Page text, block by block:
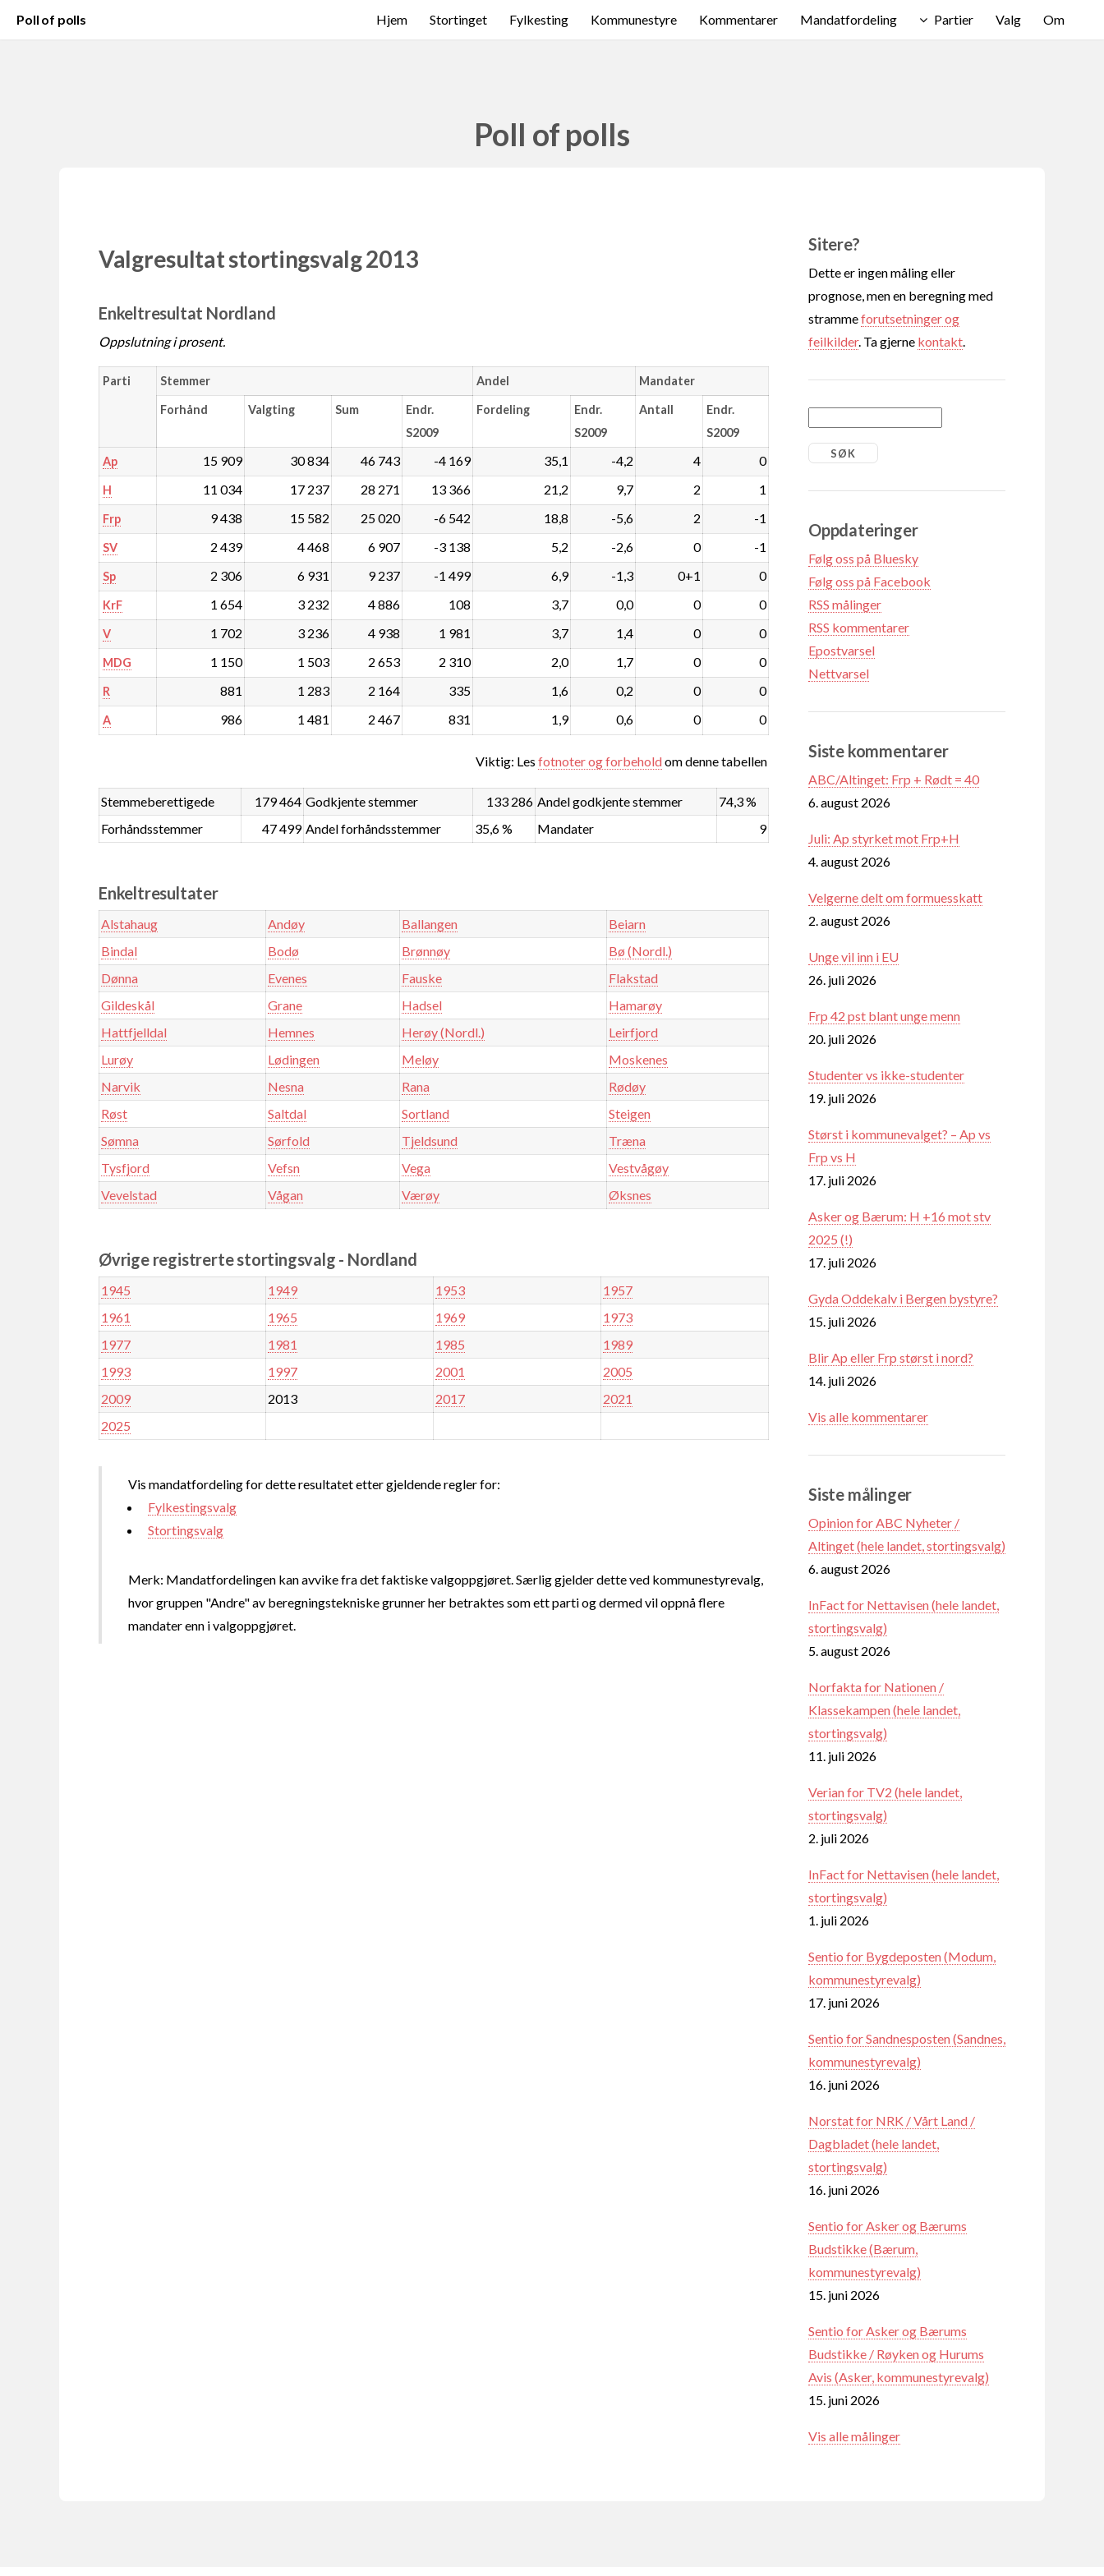
Poll of polls Hjem Stortinget Fylkesting Kommunestyre Kommentarer Mandatfordeling Partier Valg Om
Poll of polls
Valgresultat stortingsvalg 2013
Enkeltresultat Nordland
Oppslutning i prosent.
Parti Stemmer Andel Mandater
Forhånd Valgting Sum
Endr.
S2009
Fordeling
Endr.
S2009
Antall
Endr.
S2009
Ap 15 909 30 834 46 743 -4 169 35,1 -4,2 4 0
H 11 034 17 237 28 271 13 366 21,2 9,7 2 1
Frp 9 438 15 582 25 020 -6 542 18,8 -5,6 2 -1
SV 2 439 4 468 6 907 -3 138 5,2 -2,6 0 -1
Sp 2 306 6 931 9 237 -1 499 6,9 -1,3 0+1 0
KrF 1 654 3 232 4 886 108 3,7 0,0 0 0
V 1 702 3 236 4 938 1 981 3,7 1,4 0 0
MDG 1 150 1 503 2 653 2 310 2,0 1,7 0 0
R 881 1 283 2 164 335 1,6 0,2 0 0
A 986 1 481 2 467 831 1,9 0,6 0 0
Viktig: Les fotnoter og forbeholdom denne tabellen
Stemmeberettigede 179 464 Godkjente stemmer 133 286 Andel godkjente stemmer
74,3 %
Forhåndsstemmer
47 499 Andel forhåndsstemmer 35,6 % Mandater 9
Enkeltresultater
Alstahaug Andøy Ballangen
Beiarn
Bindal
Bodø Brønnøy
Bø (Nordl.)
Dønna
Evenes Fauske
Flakstad
Gildeskål
Grane Hadsel
Hamarøy
Hattfjelldal
Hemnes Herøy (Nordl.)
Leirfjord
Lurøy
Lødingen Meløy
Moskenes
Narvik
Nesna Rana
Rødøy
Røst
Saltdal Sortland
Steigen
Sømna
Sørfold Tjeldsund
Træna
Tysfjord
Vefsn Vega
Vestvågøy
Vevelstad
Vågan Værøy Øksnes
Øvrige registrerte stortingsvalg - Nordland
1945 1949 1953
1957
1961
1965 1969
1973
1977
1981 1985
1989
1993
1997 2001
2005
2009
2013 2017
2021
2025
Vis mandatfordeling for dette resultatet etter gjeldende regler for:
Fylkestingsvalg
Stortingsvalg
Merk: Mandatfordelingen kan avvike fra det faktiske valgoppgjøret. Særlig gjelder dette ved kommunestyrevalg,
hvor gruppen "Andre" av beregningstekniske grunner her betraktes som ett parti og dermed vil oppnå flere
mandater enn i valgoppgjøret.
Sitere?
Dette er ingen måling eller
prognose, men en beregning med
strammeforutsetninger og
feilkilder. Ta gjerne kontakt
Oppdateringer
Følg oss på Bluesky
Følg oss på Facebook
RSS målinger
RSS kommentarer
Epostvarsel
Nettvarsel
Siste kommentarer
ABC/Altinget: Frp + Rødt = 40
6. august 2026
Juli: Ap styrket mot Frp+H
4. august 2026
Velgerne delt om formuesskatt
2. august 2026
Unge vil inn i EU
26. juli 2026
Frp 42 pst blant unge menn
20. juli 2026
Studenter vs ikke-studenter
19. juli 2026
Størst i kommunevalget? – Ap vs
Frp vs H
17. juli 2026
Asker og Bærum: H +16 mot stv
2025 (!)
17. juli 2026
Gyda Oddekalv i Bergen bystyre?
15. juli 2026
Blir Ap eller Frp størst i nord?
14. juli 2026
Vis alle kommentarer
Siste målinger
Opinion for ABC Nyheter /
Altinget (hele landet, stortingsvalg)
6. august 2026
InFact for Nettavisen (hele landet,
stortingsvalg)
5. august 2026
Norfakta for Nationen /
Klassekampen (hele landet,
stortingsvalg)
11. juli 2026
Verian for TV2 (hele landet,
stortingsvalg)
2. juli 2026
InFact for Nettavisen (hele landet,
stortingsvalg)
1. juli 2026
Sentio for Bygdeposten (Modum,
kommunestyrevalg)
17. juni 2026
Sentio for Sandnesposten (Sandnes,
kommunestyrevalg)
16. juni 2026
Norstat for NRK / Vårt Land /
Dagbladet (hele landet,
stortingsvalg)
16. juni 2026
Sentio for Asker og Bærums
Budstikke (Bærum,
kommunestyrevalg)
15. juni 2026
Sentio for Asker og Bærums
Budstikke / Røyken og Hurums
Avis (Asker, kommunestyrevalg)
15. juni 2026
Vis alle målinger